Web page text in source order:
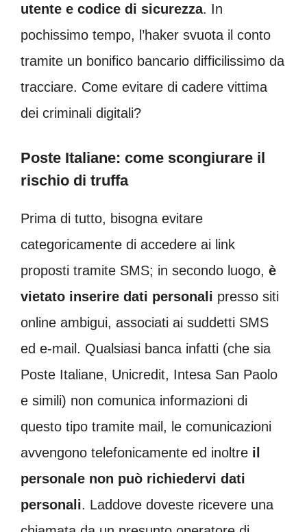
utente e codice di sicurezza. In
pochissimo tempo, l’haker svuota il conto
tramite un bonifico bancario difficilissimo da
tracciare. Come evitare di cadere vittima
dei criminali digitali?
Poste Italiane: come scongiurare il
rischio di truffa
Prima di tutto, bisogna evitare
categoricamente di accedere ai link
proposti tramite SMS; in secondo luogo, è
vietato inserire dati personali presso siti
online ambigui, associati ai suddetti SMS
ed e-mail. Qualsiasi banca infatti (che sia
Poste Italiane, Unicredit, Intesa San Paolo
e simili) non comunica informazioni di
questo tipo tramite mail, le comunicazioni
avvengono telefonicamente ed inoltre il
personale non può richiedervi dati
personali. Laddove doveste ricevere una